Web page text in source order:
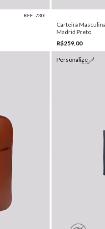
REF: 730I
Carteira
Madrid Preto
R$259,00
Personalize